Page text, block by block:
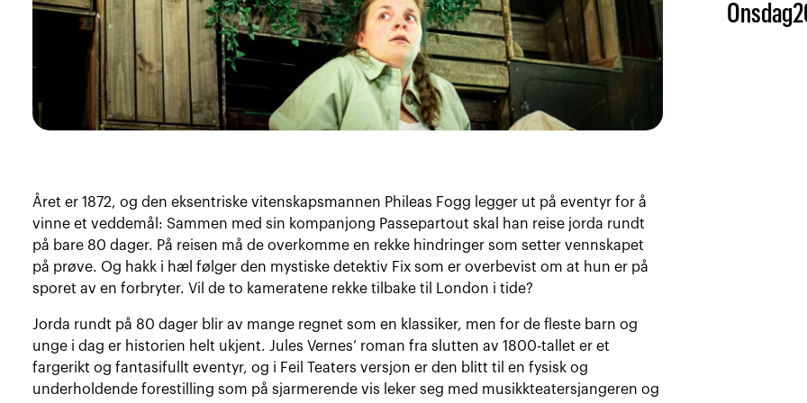
Onsdag
Året er 1872, og den eksentriske vitenskapsmannen Phileas Fogg legger ut på eventyr for å
vinne et veddemål: Sammen med sin kompanjong Passepartout skal han reise jorda rundt
på bare 80 dager. På reisen må de overkomme en rekke hindringer som setter vennskapet
på prøve. Og hakk i hæl følger den mystiske detektiv Fix som er overbevist om at hun er på
sporet av en forbryter. Vil de to kameratene rekke tilbake til London i tide?
Jorda rundt på 80 dager blir av mange regnet som en klassiker, men for de fleste barn og
unge i dag er historien helt ukjent. Jules Vernes’ roman fra slutten av 1800-tallet er et
fargerikt og fantasifullt eventyr, og i Feil Teaters versjon er den blitt til en fysisk og
underholdende forestilling som på sjarmerende vis leker seg med musikkteatersjangeren og